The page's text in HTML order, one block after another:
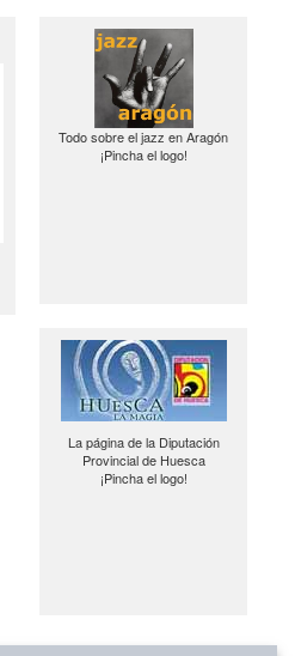
Todo sobre el jazz en Aragón
¡Pincha el logo!
La página de la Diputación
Provincial de Huesca
¡Pincha el logo!